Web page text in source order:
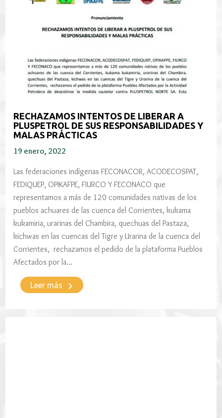
RECHAZAMOS INTENTOS DE LIBERAR A
PLUSPETROL DE SUS RESPONSABILIDADES Y
MALAS PRÁCTICAS
19 enero, 2022
Las federaciones indígenas FECONACOR, ACODECOSPAT,
FEDIQUEP, OPIKAFPE, FIURCO Y FECONACO que
representamos a más de 120 comunidades nativas de los
pueblos achuares de las cuenca del Corrientes, kukama
kukamiria, urarinas del Chambira, quechuas del Pastaza,
kichwas en las cuencas del Tigre y Urarina de la cuenca del
Corrientes, rechazamos el pedido de la plataforma Pueblos
Afectados por la…
Leer más keyboard_arrow_right